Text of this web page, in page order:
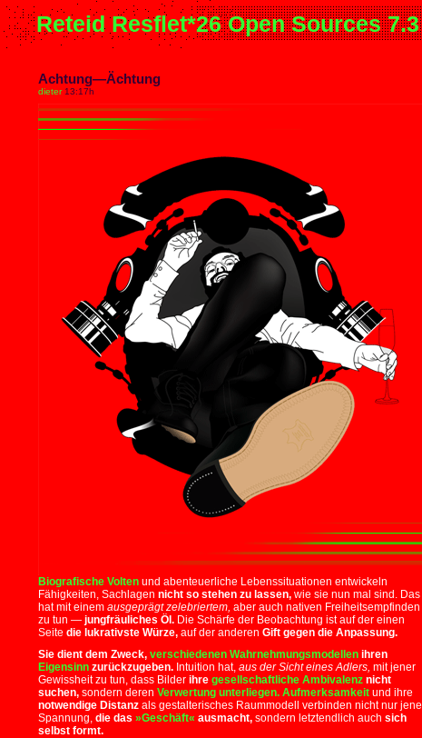
Reteid Resflet*26 Open Sources 7.3
Achtung—Ächtung
dieter13:17h
Biografische Volten und abenteuerliche Lebenssituationen entwickeln
Fähigkeiten, Sachlagen nicht so stehen zu lassen, wie sie nun mal sind. Das
hat mit einem ausgeprägt zelebriertem, aber auch nativen Freiheitsempfinden
zu tun — jungfräuliches Öl. Die Schärfe der Beobachtung ist auf der einen
Seite die lukrativste Würze, auf der anderen Gift gegen die Anpassung.
Sie dient dem Zweck, verschiedenen Wahrnehmungsmodellen ihren
Eigensinn zurückzugeben. Intuition hat, aus der Sicht eines Adlers, mit jener
Gewissheit zu tun, dass Bilder ihre gesellschaftliche Ambivalenz nicht
suchen, sondern deren Verwertung unterliegen. Aufmerksamkeit und ihre
notwendige Distanz als gestalterisches Raummodell verbinden nicht nur jene
Spannung, die das »Geschäft« ausmacht, sondern letztendlich auch sich
selbst formt.